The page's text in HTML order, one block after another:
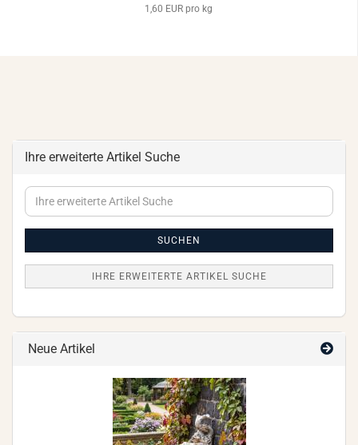
1,60 EUR pro kg
Ihre erweiterte Artikel Suche
Ihre
erweiterte
SUCHEN
IHRE ERWEITERTE ARTIKEL SUCHE
Neue Artikel